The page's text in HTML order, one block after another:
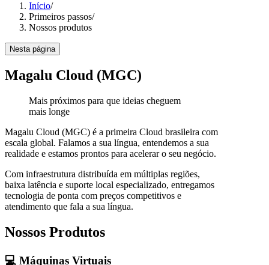
Início/
Primeiros passos/
Nossos produtos
Nesta página
Magalu Cloud (MGC)
Mais próximos para que ideias cheguem
mais longe
Magalu Cloud (MGC) é a primeira Cloud brasileira com
escala global. Falamos a sua língua, entendemos a sua
realidade e estamos prontos para acelerar o seu negócio.
Com infraestrutura distribuída em múltiplas regiões,
baixa latência e suporte local especializado, entregamos
tecnologia de ponta com preços competitivos e
atendimento que fala a sua língua.
Nossos Produtos
💻 Máquinas Virtuais